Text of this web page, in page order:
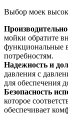
Выбор моек
мойки обратите
функциональные
потребностям.
Надежность и
давления с
для обеспечения
Безопасность
которое
обеспечивает